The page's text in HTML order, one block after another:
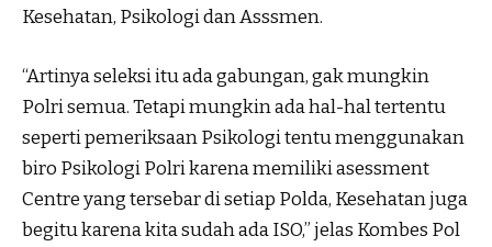
Kesehatan, Psikologi dan Asssmen.
“Artinya seleksi itu ada gabungan, gak mungkin
Polri semua. Tetapi mungkin ada hal-hal tertentu
seperti pemeriksaan Psikologi tentu menggunakan
biro Psikologi Polri karena memiliki asessment
Centre yang tersebar di setiap Polda, Kesehatan juga
begitu karena kita sudah ada ISO,” jelas Kombes Pol